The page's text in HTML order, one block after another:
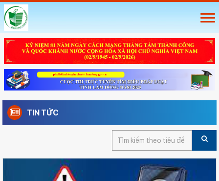
TIN TỨC